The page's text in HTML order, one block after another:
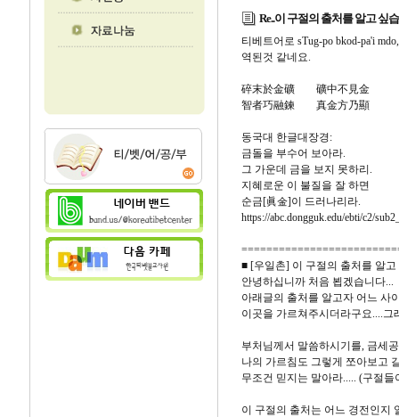
Re..이 구절의 출처를 알고 싶
티베트어로 sTug-po bkod-pa'i
역된것 같네요.
碎末於金礦 礦中不見金
智者巧融鍊 真金方乃顯
동국대 한글대장경:
금돌을 부수어 보아라.
그 가운데 금을 보지 못하리.
지혜로운 이 불질을 잘 하면
순금[眞金]이 드러나리라.
https://abc.dongguk.edu/ebti/c2/
■ [우일촌] 이 구절의 출처를 알고
안녕하십니까 처음 뵙겠습니다...
아래글의 출처를 알고자 어느 사
이곳을 가르쳐주시더라구요....그
부처님께서 말씀하시기를, 금세
나의 가르침도 그렇게 쪼아보고
무조건 믿지는 말아라..... (구절
이 구절의 출처는 어느 경전인지